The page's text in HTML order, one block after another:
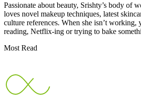
Passionate about beauty, Srishty’s body of
loves novel makeup techniques, latest
culture references. When she isn’t
reading, Netflix-ing or trying to bake
Most Read